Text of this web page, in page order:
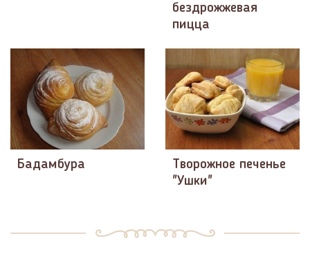
бездрожжевая
пицца
Бадамбура
Творожное печенье
"Ушки"